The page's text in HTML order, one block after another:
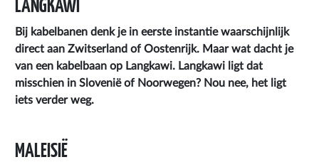
Bij kabelbanen denk je in eerste instantie waarschijnlijk
direct aan Zwitserland of Oostenrijk. Maar wat dacht je
van een kabelbaan op Langkawi. Langkawi ligt dat
misschien in Slovenië of Noorwegen? Nou nee, het ligt
iets verder weg.
MALEISIË